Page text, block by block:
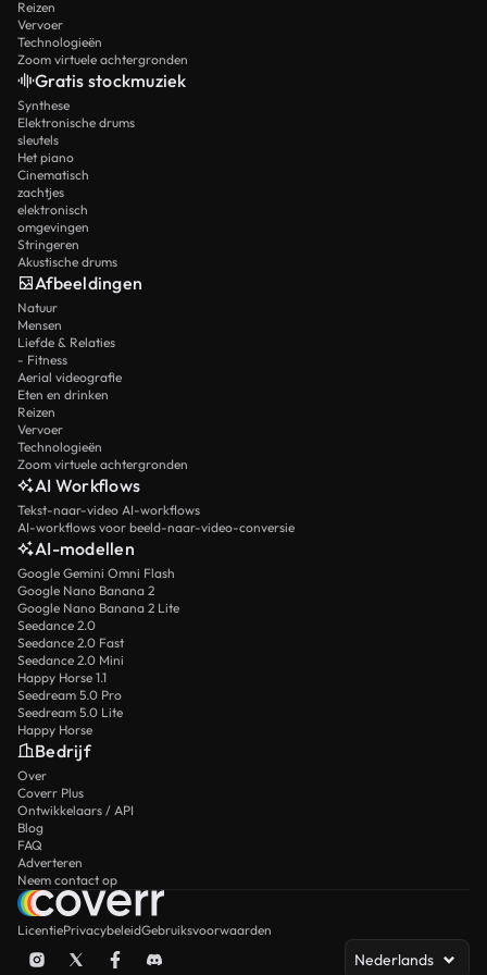
Reizen
Vervoer
Technologieën
Zoom virtuele achtergronden
Gratis stockmuziek
Synthese
Elektronische drums
sleutels
Het piano
Cinematisch
zachtjes
elektronisch
omgevingen
Stringeren
Akustische drums
Afbeeldingen
Natuur
Mensen
Liefde & Relaties
- Fitness
Aerial videografie
Eten en drinken
Reizen
Vervoer
Technologieën
Zoom virtuele achtergronden
AI Workflows
Tekst-naar-video AI-workflows
AI-workflows voor beeld-naar-video-conversie
AI-modellen
Google Gemini Omni Flash
Google Nano Banana 2
Google Nano Banana 2 Lite
Seedance 2.0
Seedance 2.0 Fast
Seedance 2.0 Mini
Happy Horse 1.1
Seedream 5.0 Pro
Seedream 5.0 Lite
Happy Horse
Bedrijf
Over
Coverr Plus
Ontwikkelaars / API
Blog
FAQ
Adverteren
Neem contact op
LicentiePrivacybeleidGebruiksvoorwaarden
Nederlands